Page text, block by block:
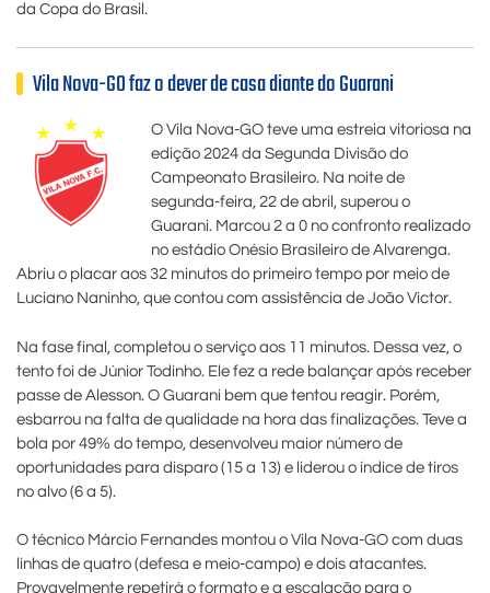
da Copa do Brasil.
Vila Nova-GO faz o dever de casa diante do Guarani
O Vila Nova-GO teve uma estreia vitoriosa na
edição 2024 da Segunda Divisão do
Campeonato Brasileiro. Na noite de
segunda-feira, 22 de abril, superou o
Guarani. Marcou 2 a 0 no confronto realizado
no estádio Onésio Brasileiro de Alvarenga.
Abriu o placar aos 32 minutos do primeiro tempo por meio de
Luciano Naninho, que contou com assistência de João Victor.
Na fase final, completou o serviço aos 11 minutos. Dessa vez, o
tento foi de Júnior Todinho. Ele fez a rede balançar após receber
passe de Alesson. O Guarani bem que tentou reagir. Porém,
esbarrou na falta de qualidade na hora das finalizações. Teve a
bola por 49% do tempo, desenvolveu maior número de
oportunidades para disparo (15 a 13) e liderou o índice de tiros
no alvo (6 a 5).
O técnico Márcio Fernandes montou o Vila Nova-GO com duas
linhas de quatro (defesa e meio-campo) e dois atacantes.
Provavelmente repetirá o formato e a escalação para o